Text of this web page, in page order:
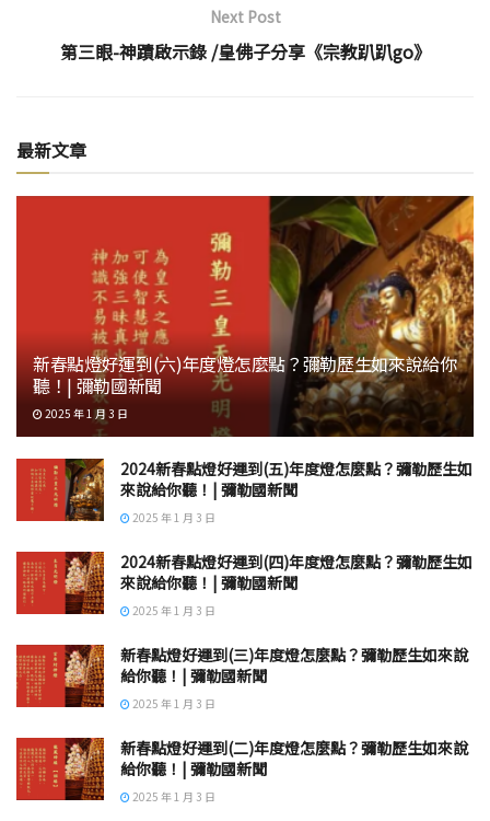
Next Post
第三眼-神蹟啟示錄 /皇佛子分享《宗教趴趴go》
最新文章
新春點燈好運到(六)年度燈怎麼點？彌勒歷生如來說給你
聽！| 彌勒國新聞
2025 年 1 月 3 日
2024新春點燈好運到(五)年度燈怎麼點？彌勒歷生如
來說給你聽！| 彌勒國新聞
2025 年 1 月 3 日
2024新春點燈好運到(四)年度燈怎麼點？彌勒歷生如
來說給你聽！| 彌勒國新聞
2025 年 1 月 3 日
新春點燈好運到(三)年度燈怎麼點？彌勒歷生如來說
給你聽！| 彌勒國新聞
2025 年 1 月 3 日
新春點燈好運到(二)年度燈怎麼點？彌勒歷生如來說
給你聽！| 彌勒國新聞
2025 年 1 月 3 日